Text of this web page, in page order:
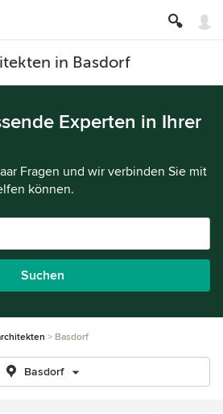
in Basdorf
Experten in Ihrer
Fragen und wir verbinden Sie mit
können.
Suchen
Basdorf
Basdorf